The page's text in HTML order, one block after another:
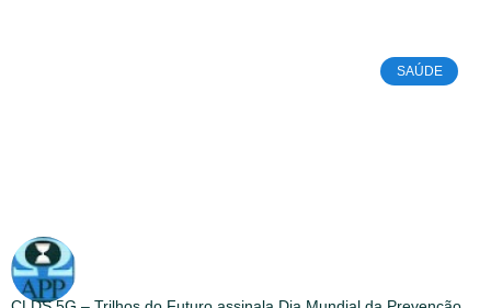
SAÚDE